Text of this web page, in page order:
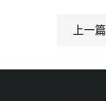
上一篇